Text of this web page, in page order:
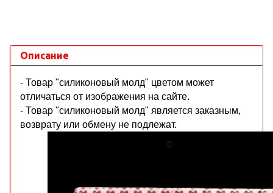
Описание
- Товар "силиконовый молд" цветом может
отличаться от изображения на сайте.
- Товар "силиконовый молд" является заказным,
возврату или обмену не подлежат.